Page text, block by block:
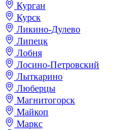
Курган
Курск
Ликино-Дулево
Липецк
Лобня
Лосино-Петровский
Лыткарино
Люберцы
Магнитогорск
Майкоп
Маркс